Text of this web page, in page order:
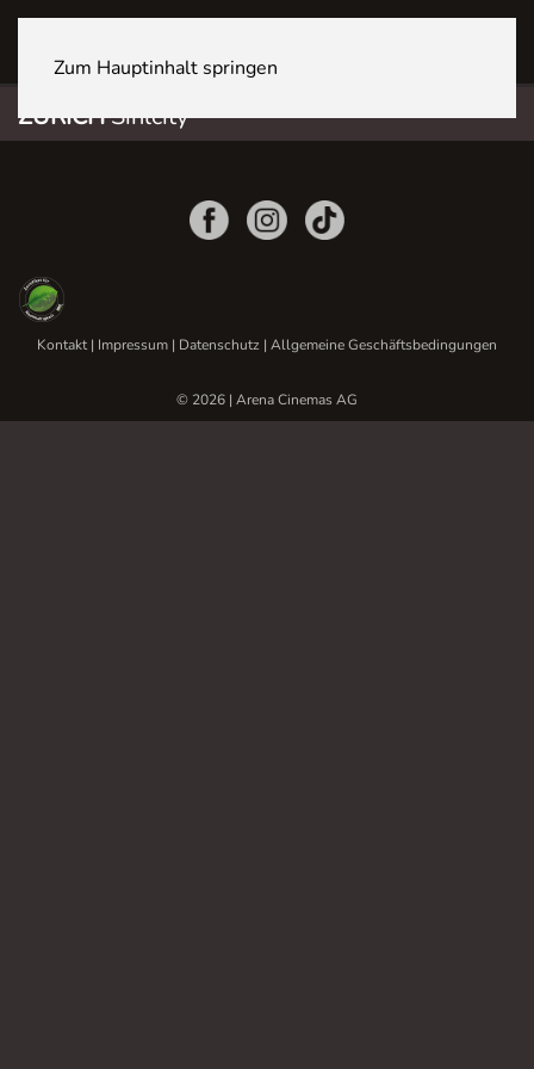
Zum Hauptinhalt springen
ZÜRICHSihlcity
Kontakt| Impressum | Datenschutz | Allgemeine Geschäftsbedingungen
© 2026 | Arena Cinemas AG